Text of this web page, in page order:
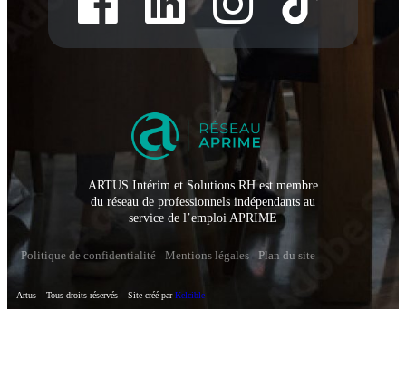
ARTUS Intérim et Solutions RH est membre
du réseau de professionnels indépendants au
service de l’emploi APRIME
Politique de confidentialité Mentions légales Plan du site
Artus – Tous droits réservés – Site créé parKelcible